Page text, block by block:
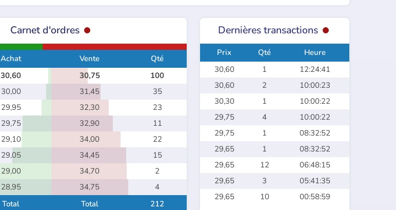
Carnet d'ordres
Achat
30,60
30,00
29,95
29,75
29,10
29,05
29,00
28,95
Total
Vente
Qté
30,75
100
31,45
35
32,30
23
32,90
11
34,00
22
34,45
15
34,70
2
34,75
4
Total
212
Dernières transactions
Prix Qté
Heure
30,60
1
12:24:41
30,60
2
10:00:23
30,30
1
10:00:22
29,75
4
10:00:22
29,75
1
08:32:52
29,65
1
08:32:52
29,65
12
06:48:15
29,65
3
05:41:35
29,65
10 00:58:59